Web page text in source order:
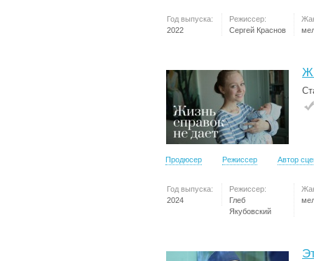
Год выпуска:
2022
Режиссер:
Сергей Краснов
Продюсер Режиссер Автор
Год выпуска:
2024
Режиссер:
Глеб
Якубовский